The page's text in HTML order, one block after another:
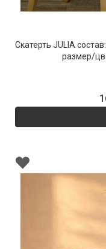
Скатерть JULIA
размер/